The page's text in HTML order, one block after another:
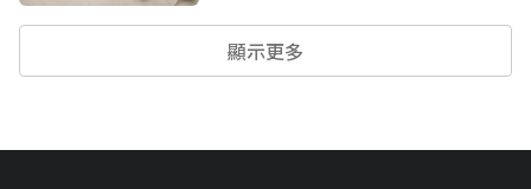
顯示更多